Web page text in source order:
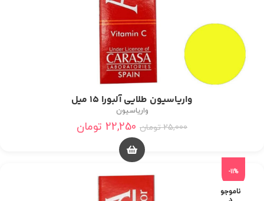
واریاسیون طلایی آلبورا 15 میل
واریاسیون
25,000 تومان 22,250 تومان
-11%
ناموجو